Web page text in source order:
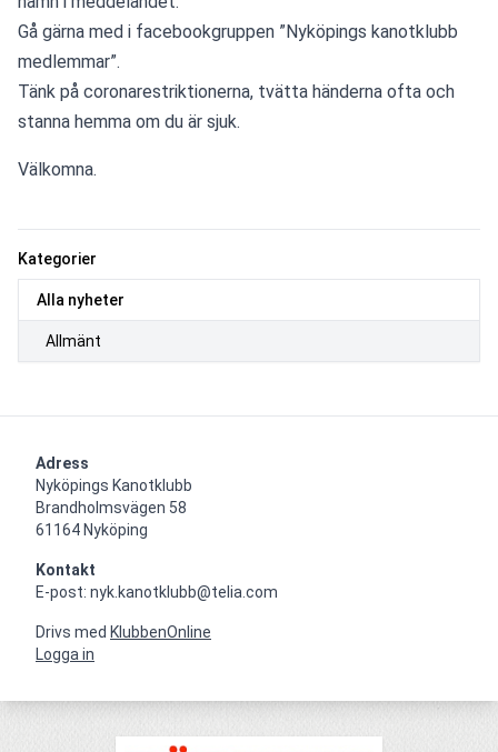
Kategorier
Alla nyheter
Allmänt
Gå gärna med i facebookgruppen ”Nyköpings kanotklubb
medlemmar”.
Tänk på coronarestriktionerna, tvätta händerna ofta och
stanna hemma om du är sjuk.
Välkomna.
Adress
Nyköpings Kanotklubb
Brandholmsvägen 58
61164 Nyköping
Kontakt
E-post: nyk.kanotklubb@telia.com
Drivs med KlubbenOnline
Logga in